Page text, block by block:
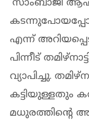
'സാംബാജി
എന്ന്
പിന്നീട്
വ്യാപിച്ചു.
കട്ടിയുള്ളതും
മധുരത്തിന്റെ